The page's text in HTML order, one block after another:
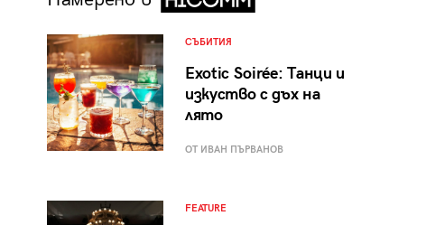
СЪБИТИЯ
Exotic Soirée: Танци и
изкуство с дъх на
лято
ОТ ИВАН ПЪРВАНОВ
FEATURE